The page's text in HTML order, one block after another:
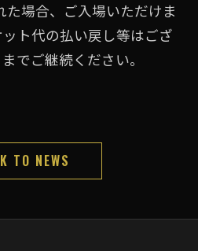
た場合、ご入場いただけま
ト代の払い戻し等はござ
でご継続ください。
TO NEWS